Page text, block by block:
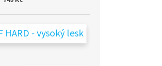
HARD - vysoký lesk